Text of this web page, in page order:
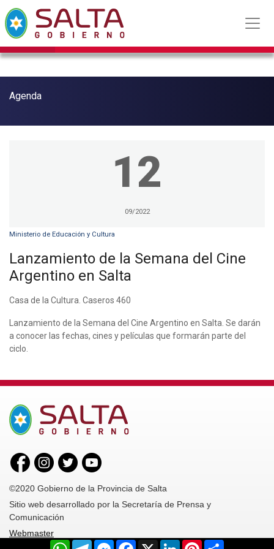
Agenda
12
09/2022
Ministerio de Educación y Cultura
Lanzamiento de la Semana del Cine
Argentino en Salta
Casa de la Cultura. Caseros 460
Lanzamiento de la Semana del Cine Argentino en Salta. Se darán
a conocer las fechas, cines y películas que formarán parte del
ciclo.
©2020 Gobierno de la Provincia de Salta
Sitio web desarrollado por la Secretaría de Prensa y
Comunicación
Webmaster
WhatsAppTelegramMessenger
Facebook
X LinkedInPinterest